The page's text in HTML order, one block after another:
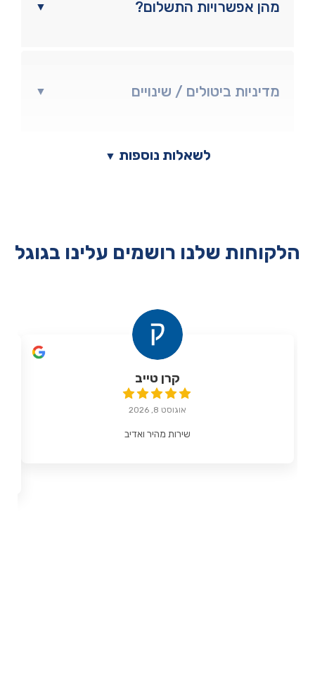
▼ מהן אפשרויות התשלום?
▼ מדיניות ביטולים / שינויים
▼ לשאלות נוספות
הלקוחות שלנו רושמים עלינו בגוגל
קרן טייב
אוגוסט 8, 2026
שירות מהיר ואדיב